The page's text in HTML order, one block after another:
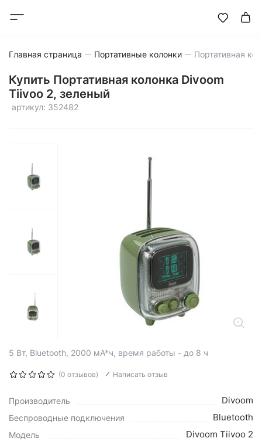
Главная страница Портативные колонки
Купить Портативная колонка Divoom
Tiivoo 2, зеленый
артикул: 352482
5 Вт, Bluetooth, 2000 мА*ч, время работы - до 8 ч
(0 отзывов) Написать отзыв
Производитель Divoom
Беспроводные подключения Bluetooth
Модель Divoom Tiivoo 2